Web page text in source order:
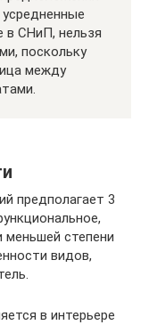
в СНиП, нельзя
поскольку
между
предполагает 3
степени
видов,
в интерьере